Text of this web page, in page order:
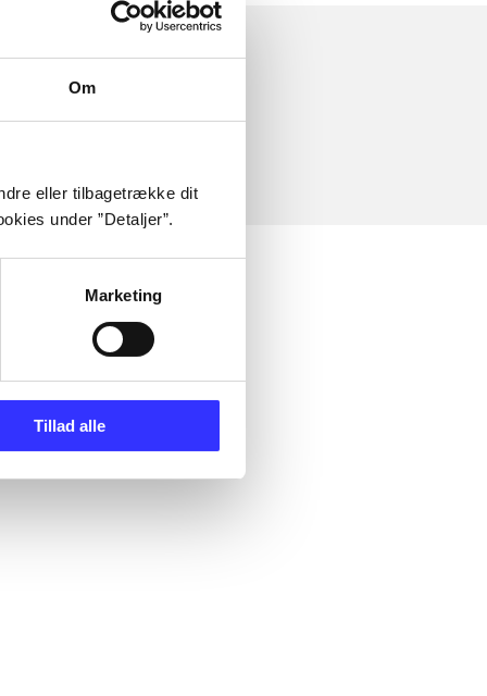
Om
eller tilbagetrække dit
under ”Detaljer”.
Marketing
Tillad alle